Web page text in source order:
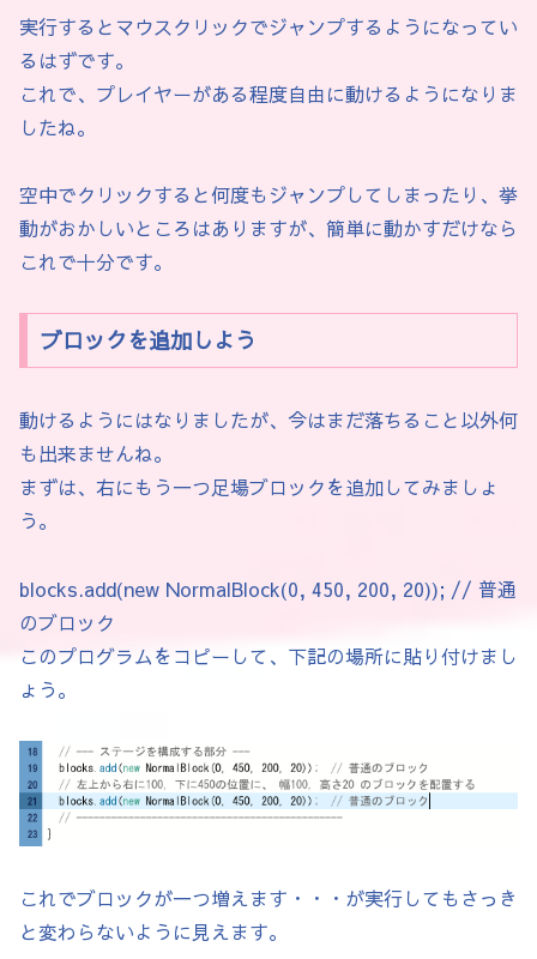
    }
class NormalBlock extends BlockBase {
NormalBlock(float x, float y, float w,
    super(x, y, w, h);
  }
}
// ジャンプブロック
class JumpBlock extends BlockBase {
JumpBlock(float x, float y, float w,
    super(x, y, w, h);
  }
  @Override
    void onTouch(Player p) {
    super.onTouch(p);
  }
}
// サウンドブロック
class SoundBlock extends BlockBase {
  SoundFile sfx;
実行するとマウスクリックでジャンプするようになってい
るはずです。
これで、プレイヤーがある程度自由に動けるようになりま
したね。
空中でクリックすると何度もジャンプしてしまったり、挙
動がおかしいところはありますが、簡単に動かすだけなら
これで十分です。
ブロックを追加しよう
動けるようにはなりましたが、今はまだ落ちること以外何
も出来ませんね。
まずは、右にもう一つ足場ブロックを追加してみましょ
う。
blocks.add(new NormalBlock(0, 450, 200, 20)); // 普通
のブロック
このプログラムをコピーして、下記の場所に貼り付けまし
ょう。
これでブロックが一つ増えます・・・が実行してもさっき
と変わらないように見えます。